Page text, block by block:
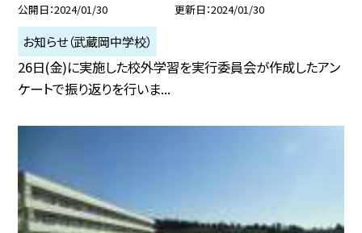
公開日 2024/01/30 更新日 2024/01/30
お知らせ（武蔵岡中学校）
26日(金)に実施した校外学習を実行委員会が作成したアン
ケートで振り返りを行いま...